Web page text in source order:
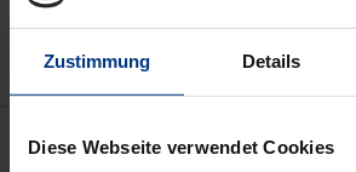
Zustimmung Details
Diese Webseite verwendet Cookies
Hinweise zu Versandkosten
Beschreibung